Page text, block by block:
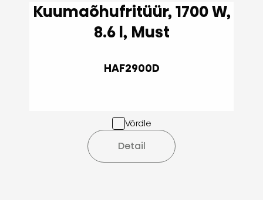
Kuumaõhufritüür, 1700 W,
8.6 l, Must
HAF2900D
Võrdle
Detail